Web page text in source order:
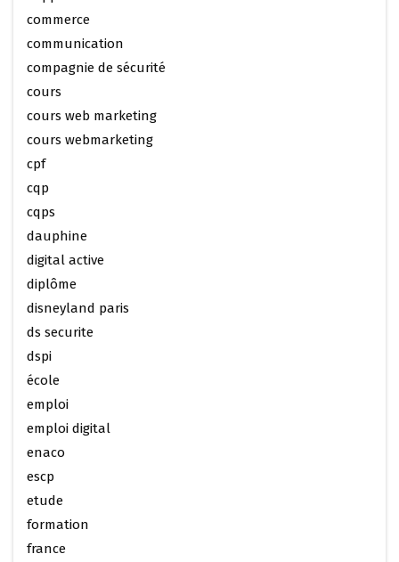
commerce
communication
compagnie de sécurité
cours
cours web marketing
cours webmarketing
cpf
cqp
cqps
dauphine
digital active
diplôme
disneyland paris
ds securite
dspi
école
emploi
emploi digital
enaco
escp
etude
formation
france